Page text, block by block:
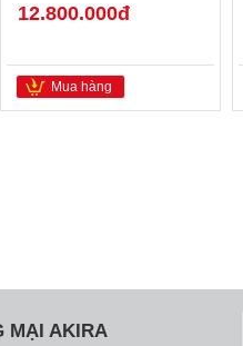
12.800.000đ
Mua hàng
MẠI AKIRA